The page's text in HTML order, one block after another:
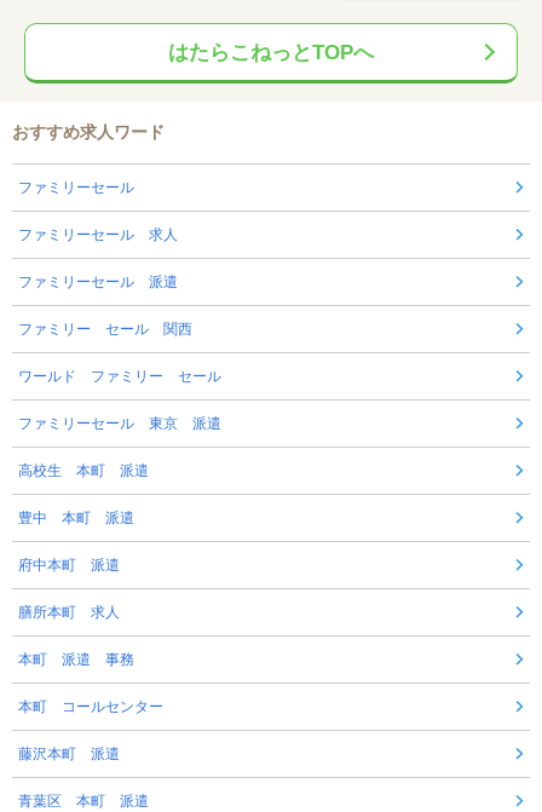
はたらこねっとTOPへ
おすすめ求人ワード
ファミリーセール
ファミリーセール 求人
ファミリーセール 派遣
ファミリー セール 関西
ワールド ファミリー セール
ファミリーセール 東京 派遣
高校生 本町 派遣
豊中 本町 派遣
府中本町 派遣
膳所本町 求人
本町 派遣 事務
本町 コールセンター
藤沢本町 派遣
青葉区 本町 派遣